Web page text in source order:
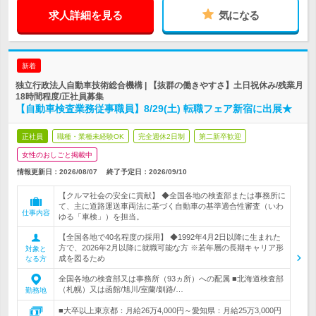
求人詳細を見る 気になる
新着
独立行政法人自動車技術総合機構 | 【抜群の働きやすさ】土日祝休み/残業月
18時間程度/正社員募集
【自動車検査業務従事職員】8/29(土) 転職フェア新宿に出展★
正社員 職種・業種未経験OK 完全週休2日制 第二新卒歓迎
女性のおしごと掲載中
情報更新日：2026/08/07 終了予定日： 2026/09/10
仕事内容
【クルマ社会の安全に貢献】 ◆全国各地の検査部または事務所に
て、主に道路運送車両法に基づく自動車の基準適合性審査（いわ
ゆる「車検」）を担当。
対象と
なる方
【全国各地で40名程度の採用】 ◆1992年4月2日以降に生まれた
方で、2026年2月以降に就職可能な方 ※若年層の長期キャリア形
成を図るため
勤務地
全国各地の検査部又は事務所（93ヵ所）への配属 ■北海道検査部
（札幌）又は函館/旭川/室蘭/釧路/…
■大卒以上東京都：月給26万4,000円～愛知県：月給25万3,000円